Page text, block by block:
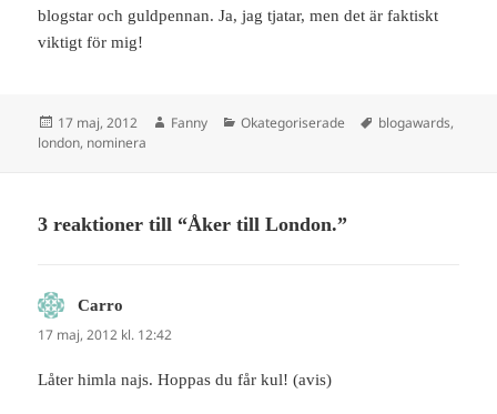
blogstar och guldpennan. Ja, jag tjatar, men det är faktiskt
viktigt för mig!
Postat
17 maj, 2012 Författare
Fanny Kategorier
Okategoriserade Taggar
blogawards,
london, nominera
3 reaktioner till “Åker till London.”
Carro
17 maj, 2012 kl. 12:42
Låter himla najs. Hoppas du får kul! (avis)